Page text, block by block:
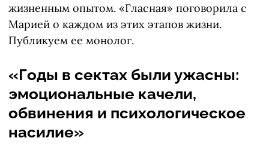
жизненным опытом. «Гласная» поговорила с
Марией о каждом из этих этапов жизни.
Публикуем ее монолог.
«Годы в сектах были ужасны:
эмоциональные качели,
обвинения и психологическое
насилие»